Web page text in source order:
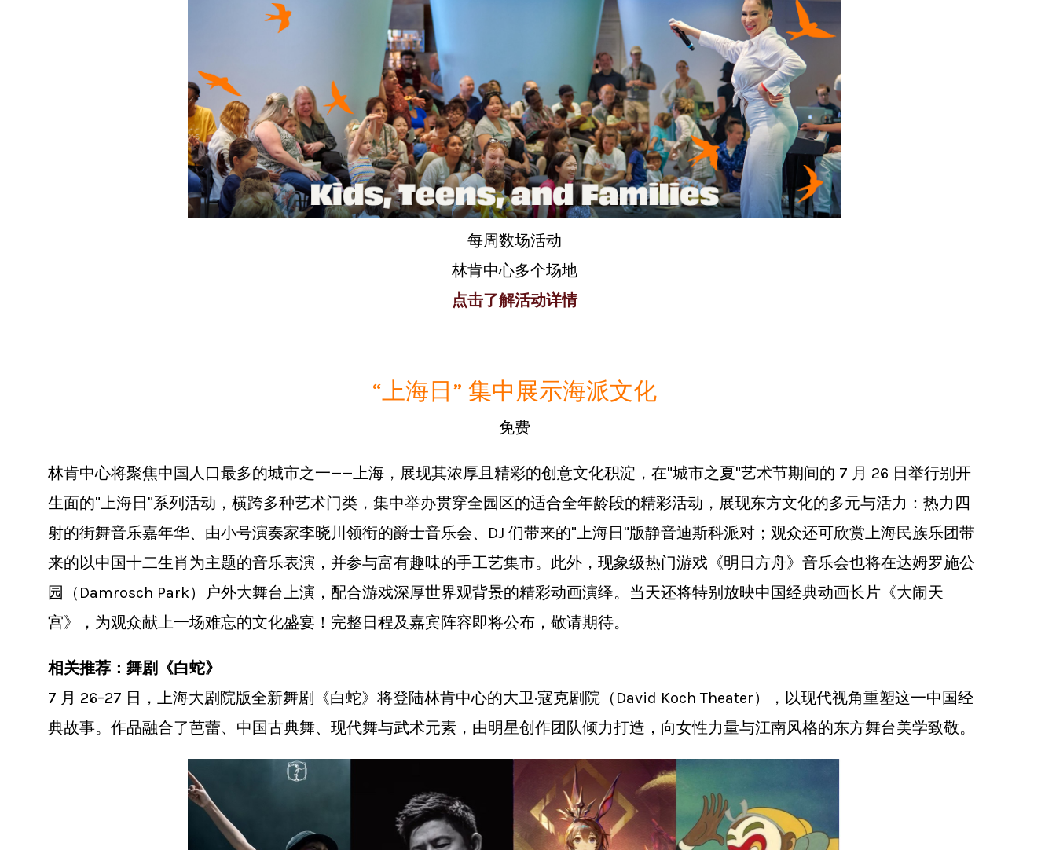
每周数场活动
林肯中心多个场地
点击了解活动详情
“上海日” 集中展示海派文化
免费
林肯中心将聚焦中国人口最多的城市之一——上海，展现其浓厚且精彩的创意文化积淀，在"城市之夏"艺术节期间的 7 月 26 日举行别开
生面的"上海日"系列活动，横跨多种艺术门类，集中举办贯穿全园区的适合全年龄段的精彩活动，展现东方文化的多元与活力：热力四
射的街舞音乐嘉年华、由小号演奏家李晓川领衔的爵士音乐会、DJ 们带来的"上海日"版静音迪斯科派对；观众还可欣赏上海民族乐团带
来的以中国十二生肖为主题的音乐表演，并参与富有趣味的手工艺集市。此外，现象级热门游戏《明日方舟》音乐会也将在达姆罗施公
园（Damrosch Park）户外大舞台上演，配合游戏深厚世界观背景的精彩动画演绎。当天还将特别放映中国经典动画长片《大闹天
宫》，为观众献上一场难忘的文化盛宴！完整日程及嘉宾阵容即将公布，敬请期待。
相关推荐：舞剧《白蛇》
7 月 26–27 日，上海大剧院版全新舞剧《白蛇》将登陆林肯中心的大卫·寇克剧院（David Koch Theater），以现代视角重塑这一中国经
典故事。作品融合了芭蕾、中国古典舞、现代舞与武术元素，由明星创作团队倾力打造，向女性力量与江南风格的东方舞台美学致敬。